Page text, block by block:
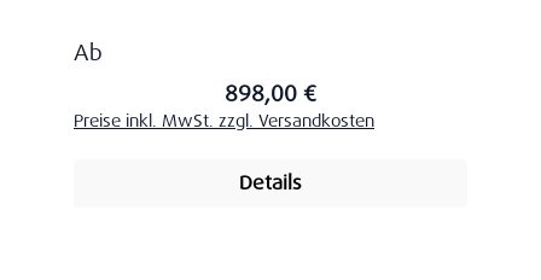
Regulärer Preis:
Ab
898,00 €
Preise inkl. MwSt. zzgl. Versandkosten
Details